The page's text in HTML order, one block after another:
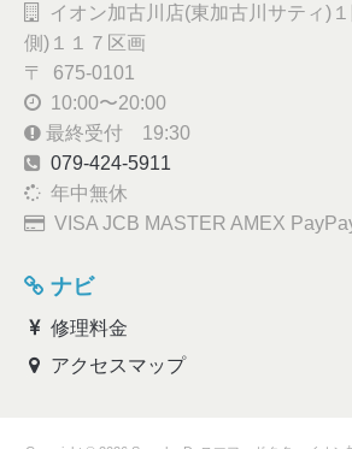
イオン加古川店(東加古川サティ)
側)１１７区画
〒 675-0101
10:00〜20:00
最終受付 19:30
079-424-5911
年中無休
VISA JCB MASTER AMEX
ナビ
修理料金
アクセスマップ